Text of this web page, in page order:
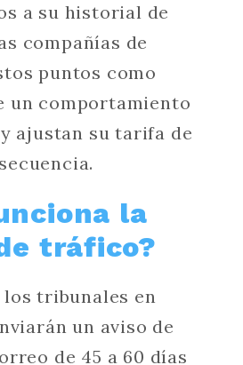
a su historial de
compañías de
puntos como
un comportamiento
ajustan su tarifa de
la
tráfico?
tribunales en
un aviso de
de 45 a 60 días